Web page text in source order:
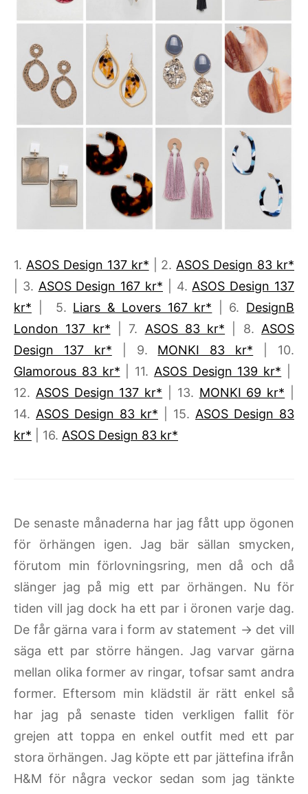
1. ASOS Design 137 kr* | 2. ASOS Design 83 kr*
| 3. ASOS Design 167 kr* | 4. ASOS Design 137
kr* | 5. Liars & Lovers 167 kr* | 6. DesignB
London 137 kr* | 7. ASOS 83 kr* | 8. ASOS
Design 137 kr* | 9. MONKI 83 kr* | 10.
Glamorous 83 kr* | 11. ASOS Design 139 kr*
12. ASOS Design 137 kr* | 13. MONKI 69 kr*
14. ASOS Design 83 kr* | 15. ASOS Design 83
kr* | 16. ASOS Design 83 kr*
De senaste månaderna har jag fått upp ögonen
för örhängen igen. Jag bär sällan smycken,
förutom min förlovningsring, men då och då
slänger jag på mig ett par örhängen. Nu för
tiden vill jag dock ha ett par i öronen varje dag.
De får gärna vara i form av statement -> det vill
säga ett par större hängen. Jag varvar gärna
mellan olika former av ringar, tofsar samt andra
former. Eftersom min klädstil är rätt enkel så
har jag på senaste tiden verkligen fallit för
grejen att toppa en enkel outfit med ett par
stora örhängen. Jag köpte ett par jättefina ifrån
H&M för några veckor sedan som jag tänkte